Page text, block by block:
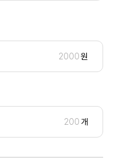
원
개